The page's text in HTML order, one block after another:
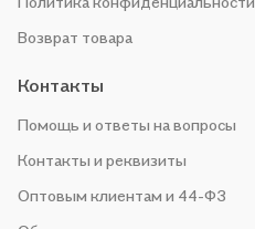
Возврат товара
Контакты
Помощь и ответы на вопросы
Контакты и реквизиты
Оптовым клиентам и 44-ФЗ